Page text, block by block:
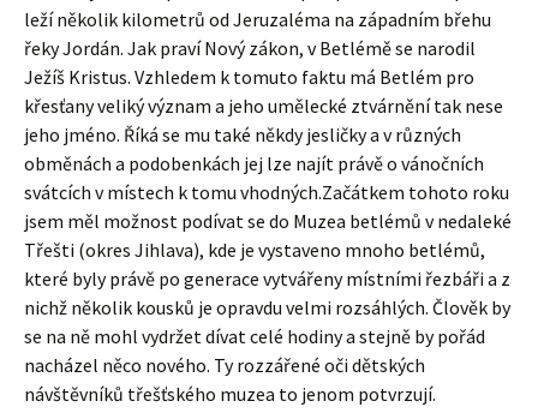
leží několik kilometrů od Jeruzaléma na západním břehu
řeky Jordán. Jak praví Nový zákon, v Betlémě se narodil
Ježíš Kristus. Vzhledem k tomuto faktu má Betlém pro
křesťany veliký význam a jeho umělecké ztvárnění tak nese
jeho jméno. Říká se mu také někdy jesličky a v různých
obměnách a podobenkách jej lze najít právě o vánočních
svátcích v místech k tomu vhodných.Začátkem tohoto roku
jsem měl možnost podívat se do Muzea betlémů v nedaleké
Třešti (okres Jihlava), kde je vystaveno mnoho betlémů,
které byly právě po generace vytvářeny místními řezbáři a z
nichž několik kousků je opravdu velmi rozsáhlých. Člověk by
se na ně mohl vydržet dívat celé hodiny a stejně by pořád
nacházel něco nového. Ty rozzářené oči dětských
návštěvníků třešťského muzea to jenom potvrzují.